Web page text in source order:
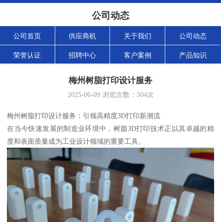
公司动态
公司首页 供应商机 关于我们 公司动态
荣誉认证 招聘中心 客户案例 产品知识
梅州树脂打印设计服务
2025-06-09浏览次数： 504次
梅州树脂打印设计服务：引领高精度3D打印新潮流
在当今快速发展的制造业环境中，树脂3D打印技术正以其卓越的精
度和表面质量成为工业设计领域的重要工具。